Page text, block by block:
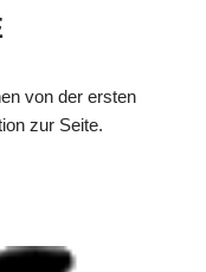
von der ersten
zur Seite.